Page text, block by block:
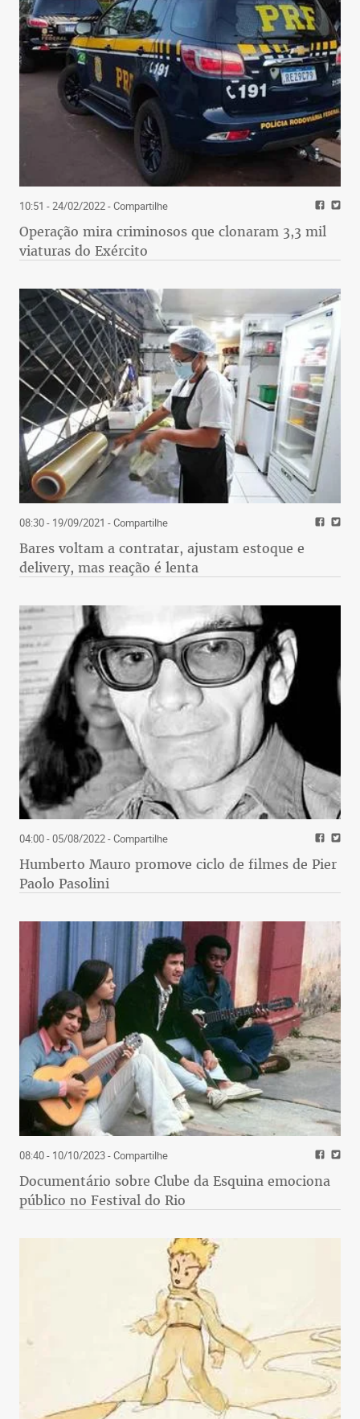
10:51 - 24/02/2022- Compartilhe
Operação mira criminosos que clonaram 3,3 mil
viaturas do Exército
08:30 - 19/09/2021 - Compartilhe
Bares voltam a contratar, ajustam estoque e
delivery, mas reação é lenta
04:00 - 05/08/2022- Compartilhe
Humberto Mauro promove ciclo de filmes de Pier
Paolo Pasolini
08:40 - 10/10/2023- Compartilhe
Documentário sobre Clube da Esquina emociona
público no Festival do Rio